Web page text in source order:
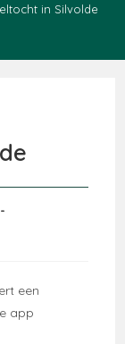
in Silvolde
een
app